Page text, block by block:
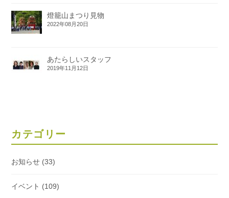
燈籠山まつり見物
2022年08月20日
あたらしいスタッフ
2019年11月12日
カテゴリー
お知らせ (33)
イベント (109)